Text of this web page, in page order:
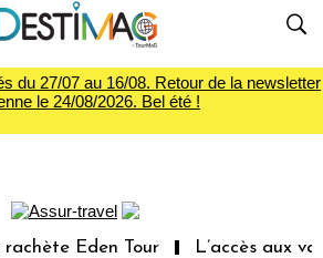
du 27/07 au 16/08. Retour de la newsletter
le 24/08/2026. Bel été !
Eden Tour L’accès aux